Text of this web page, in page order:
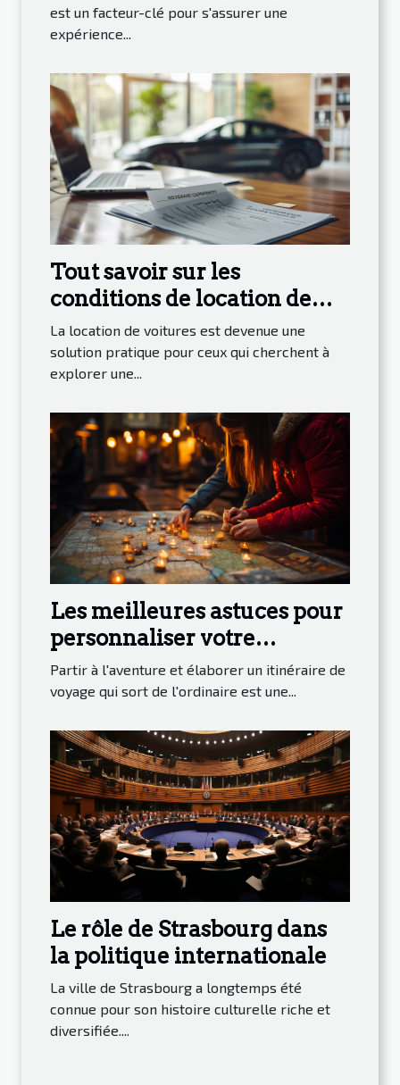
est un facteur-clé pour s'assurer une
expérience...
Tout savoir sur les
conditions de location de
voitures à des tarifs
compétitifs
La location de voitures est devenue une
solution pratique pour ceux qui cherchent à
explorer une...
Les meilleures astuces pour
personnaliser votre
itinéraire de voyage et
découvrir des joyaux cachés
Partir à l'aventure et élaborer un itinéraire de
voyage qui sort de l'ordinaire est une...
Le rôle de Strasbourg dans
la politique internationale
La ville de Strasbourg a longtemps été
connue pour son histoire culturelle riche et
diversifiée....